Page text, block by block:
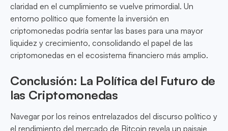
claridad en el cumplimiento se vuelve primordial. Un
entorno político que fomente la inversión en
criptomonedas podría sentar las bases para una mayor
liquidez y crecimiento, consolidando el papel de las
criptomonedas en el ecosistema financiero más amplio.
Conclusión: La Política del Futuro de
las Criptomonedas
Navegar por los reinos entrelazados del discurso político y
el rendimiento del mercado de Bitcoin revela un paisaje